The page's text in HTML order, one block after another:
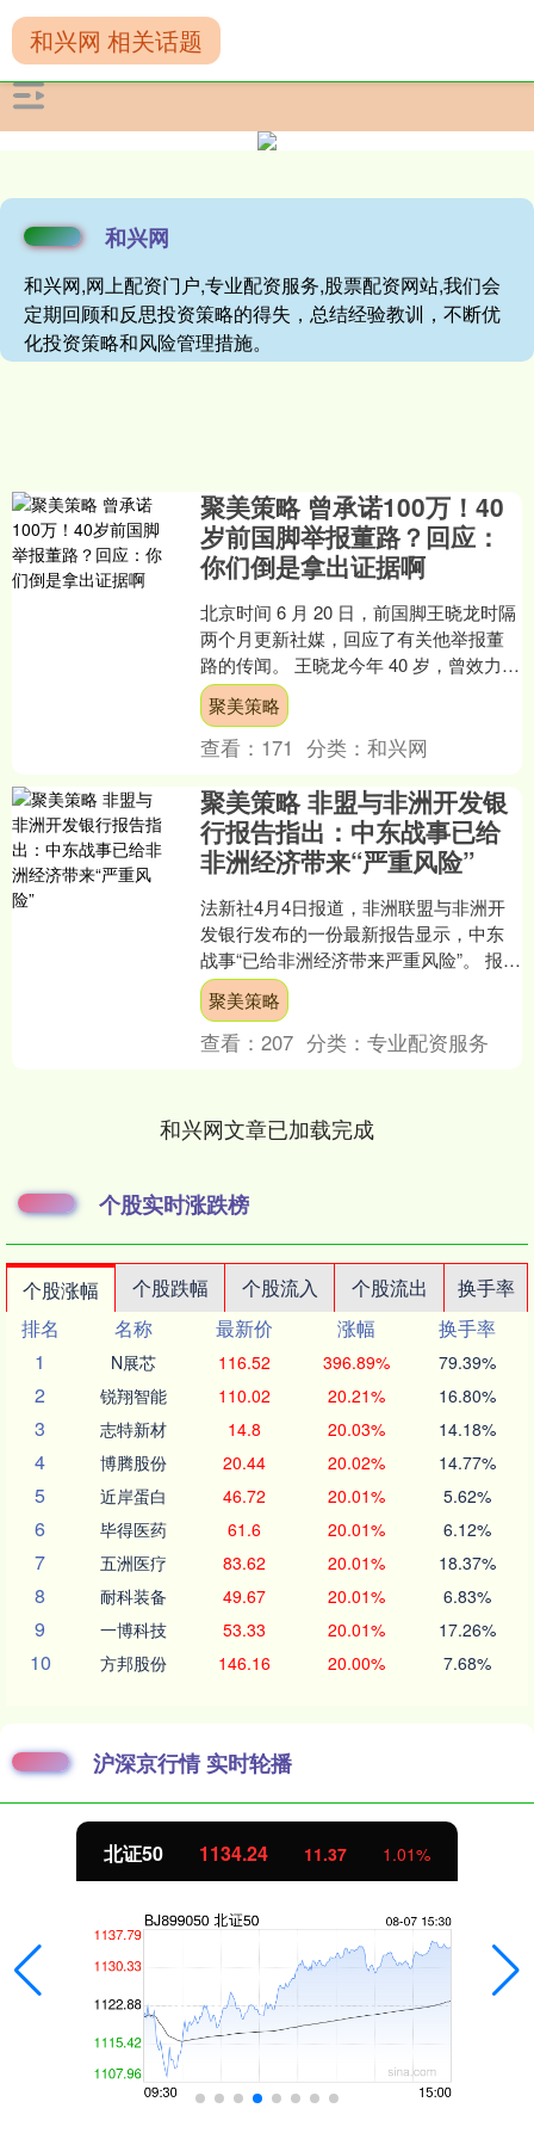
和兴网
和兴网,网上配资门户,专业配资服务,股票配资网站,我们会
定期回顾和反思投资策略的得失，总结经验教训，不断优
化投资策略和风险管理措施。
和兴网 相关话题
聚美策略 曾承诺100万！40
岁前国脚举报董路？回应：
你们倒是拿出证据啊
北京时间 6 月 20 日，前国脚王晓龙时隔
两个月更新社媒，回应了有关他举报董
路的传闻。 王晓龙今年 40 岁，曾效力山
东鲁能、北京国安、广州富力、天津权
健等球....
聚美策略
查看： 171 分类：和兴网
聚美策略 非盟与非洲开发银
行报告指出：中东战事已给
非洲经济带来“严重风险”
法新社4月4日报道，非洲联盟与非洲开
发银行发布的一份最新报告显示，中东
战事“已给非洲经济带来严重风险”。 报告
警告称，中东地区的冲突有可能推高非
洲大陆的生活成本....
聚美策略
查看：207 分类：专业配资服务
和兴网文章已加载完成
个股实时涨跌榜
个股涨幅 个股跌幅 个股流入 个股流出
换手率
排名
名称 最新价 涨幅
换手率
1
N展芯 116.52 396.89% 79.39%
2 锐翔智能 110.02 20.21% 16.80%
3 志特新材 14.8 20.03% 14.18%
4 博腾股份 20.44 20.02% 14.77%
5 近岸蛋白 46.72 20.01% 5.62%
6 毕得医药 61.6 20.01% 6.12%
7 五洲医疗 83.62 20.01% 18.37%
8 耐科装备 49.67 20.01% 6.83%
9 一博科技 53.33 20.01% 17.26%
10 方邦股份 146.16 20.00% 7.68%
沪深京行情 实时轮播
北证50 1134.24 11.37 1.01%